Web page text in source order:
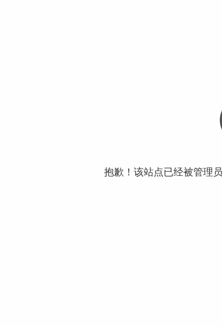
抱歉！该站点已经被管理